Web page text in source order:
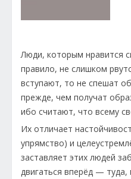
Люди, которым нравится
правило, не слишком
вступают, то не спешат
прежде, чем получат
ибо считают, что всему
Их отличает
упрямство) и
заставляет этих людей
двигаться вперёд —